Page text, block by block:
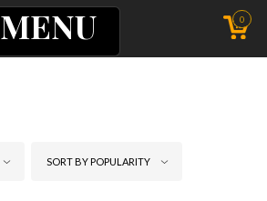
MENU 0
SORT BY POPULARITY